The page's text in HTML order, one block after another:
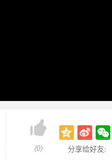

(0) 分享给好友: